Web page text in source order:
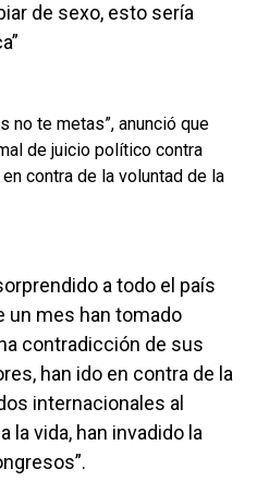
de sexo, esto sería
no te metas”, anunció que
de juicio político contra
contra de la voluntad de la
a todo el país
un mes han tomado
contradicción de sus
han ido en contra de la
internacionales al
la vida, han invadido la